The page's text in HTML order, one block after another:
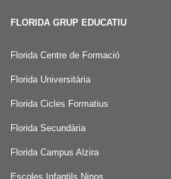
FLORIDA GRUP EDUCATIU
Florida Centre de Formació
Florida Universitària
Florida Cicles Formatius
Florida Secundària
Florida Campus Alzira
Escoles Infantils Ninos